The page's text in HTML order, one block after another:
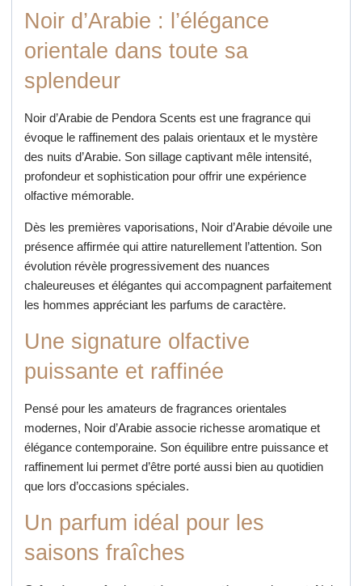
Noir d’Arabie : l’élégance
orientale dans toute sa
splendeur
Noir d’Arabie de Pendora Scents est une fragrance qui
évoque le raffinement des palais orientaux et le mystère
des nuits d’Arabie. Son sillage captivant mêle intensité,
profondeur et sophistication pour offrir une expérience
olfactive mémorable.
Dès les premières vaporisations, Noir d’Arabie dévoile une
présence affirmée qui attire naturellement l’attention. Son
évolution révèle progressivement des nuances
chaleureuses et élégantes qui accompagnent parfaitement
les hommes appréciant les parfums de caractère.
Une signature olfactive
puissante et raffinée
Pensé pour les amateurs de fragrances orientales
modernes, Noir d’Arabie associe richesse aromatique et
élégance contemporaine. Son équilibre entre puissance et
raffinement lui permet d’être porté aussi bien au quotidien
que lors d’occasions spéciales.
Un parfum idéal pour les
saisons fraîches